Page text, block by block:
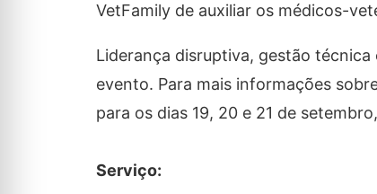
VetFamily de auxiliar os médicos-
Liderança disruptiva, gestão
evento. Para mais informações
para os dias 19, 20 e 21 de
Serviço: